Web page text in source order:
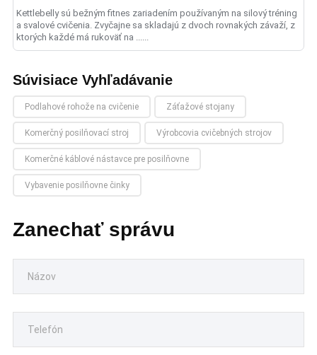
Kettlebelly sú bežným fitnes zariadením používaným na silový tréning
a svalové cvičenia. Zvyčajne sa skladajú z dvoch rovnakých závaží, z
ktorých každé má rukoväť na ......
Súvisiace Vyhľadávanie
Podlahové rohože na cvičenie Záťažové stojany
Komerčný posilňovací stroj Výrobcovia cvičebných strojov
Komerčné káblové nástavce pre posilňovne
Vybavenie posilňovne činky
Zanechať správu